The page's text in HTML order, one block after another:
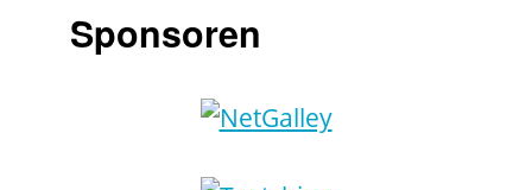
Sponsoren